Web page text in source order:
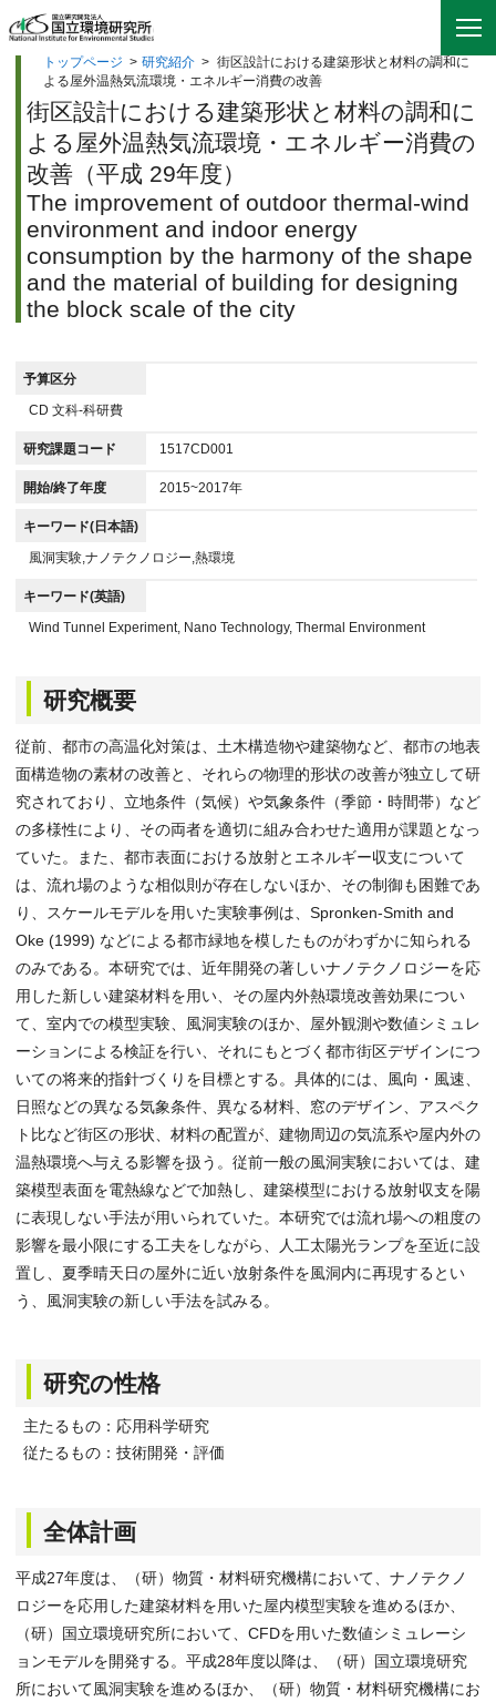
トップページ > 研究紹介 > 街区設計における建築形状と材料の調和に
よる屋外温熱気流環境・エネルギー消費の改善
街区設計における建築形状と材料の調和に
よる屋外温熱気流環境・エネルギー消費の
改善（平成 29年度）
The improvement of outdoor thermal-wind
environment and indoor energy
consumption by the harmony of the shape
and the material of building for designing
the block scale of the city
予算区分
CD 文科-科研費
研究課題コード 1517CD001
開始/終了年度 2015~2017年
キーワード(日本語)
風洞実験,ナノテクノロジー,熱環境
キーワード(英語)
Wind Tunnel Experiment, Nano Technology, Thermal Environment
研究概要
従前、都市の高温化対策は、土木構造物や建築物など、都市の地表
面構造物の素材の改善と、それらの物理的形状の改善が独立して研
究されており、立地条件（気候）や気象条件（季節・時間帯）など
の多様性により、その両者を適切に組み合わせた適用が課題となっ
ていた。また、都市表面における放射とエネルギー収支について
は、流れ場のような相似則が存在しないほか、その制御も困難であ
り、スケールモデルを用いた実験事例は、Spronken-Smith and
Oke (1999) などによる都市緑地を模したものがわずかに知られる
のみである。本研究では、近年開発の著しいナノテクノロジーを応
用した新しい建築材料を用い、その屋内外熱環境改善効果につい
て、室内での模型実験、風洞実験のほか、屋外観測や数値シミュレ
ーションによる検証を行い、それにもとづく都市街区デザインにつ
いての将来的指針づくりを目標とする。具体的には、風向・風速、
日照などの異なる気象条件、異なる材料、窓のデザイン、アスペク
ト比など街区の形状、材料の配置が、建物周辺の気流系や屋内外の
温熱環境へ与える影響を扱う。従前一般の風洞実験においては、建
築模型表面を電熱線などで加熱し、建築模型における放射収支を陽
に表現しない手法が用いられていた。本研究では流れ場への粗度の
影響を最小限にする工夫をしながら、人工太陽光ランプを至近に設
置し、夏季晴天日の屋外に近い放射条件を風洞内に再現するとい
う、風洞実験の新しい手法を試みる。
研究の性格
主たるもの：応用科学研究
従たるもの：技術開発・評価
全体計画
平成27年度は、（研）物質・材料研究機構において、ナノテクノ
ロジーを応用した建築材料を用いた屋内模型実験を進めるほか、
（研）国立環境研究所において、CFDを用いた数値シミュレーシ
ョンモデルを開発する。平成28年度以降は、（研）国立環境研究
所において風洞実験を進めるほか、（研）物質・材料研究機構にお